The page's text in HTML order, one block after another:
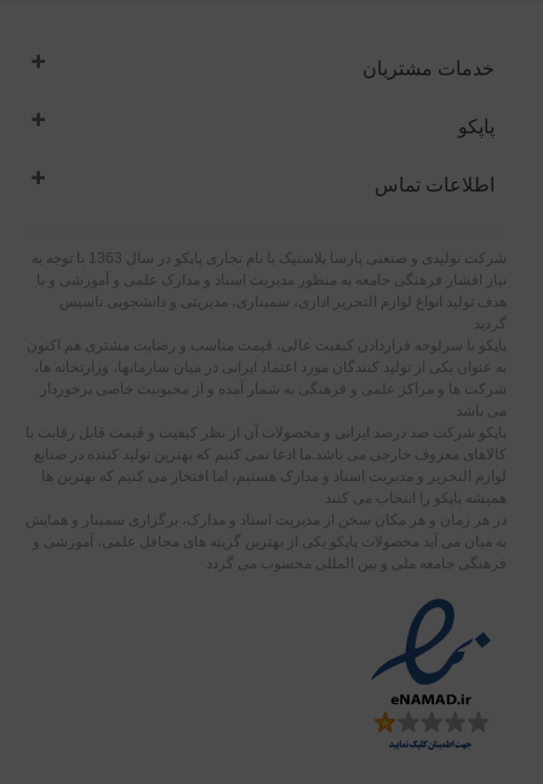
خدمات مشتریان
پاپکو
اطلاعات تماس
شرکت تولیدی و صنعتی پارسا پلاستیک با نام تجاری پاپکو در سال 1363 با توجه به
نیاز اقشار فرهنگی جامعه به منظور مدیریت اسناد و مدارک علمی و آموزشی و با
هدف تولید انواع لوازم التحریر اداری، سمیناری، مدیریتی و دانشجویی تاسیس
گردید
پاپکو با سرلوحه قراردادن کیفیت عالی، قیمت مناسب و رضایت مشتری هم اکنون
به عنوان یکی از تولید کنندگان مورد اعتماد ایرانی در میان سازمانها، وزارتخانه ها،
شرکت ها و مراکز علمی و فرهنگی به شمار آمده و از محبوبیت خاصی برخوردار
می باشد
پاپکو شرکت صد درصد ایرانی و محصولات آن از نظر کیفیت و قیمت قابل رقابت با
کالاهای معروف خارجی می باشد.ما ادعا نمی کنیم که بهترین تولید کننده در صنایع
لوازم التحریر و مدیریت اسناد و مدارک هستیم، اما افتخار می کنیم که بهترین ها
همیشه پاپکو را انتخاب می کنند
در هر زمان و هر مکان سخن از مدیریت اسناد و مدارک، برگزاری سمینار و همایش
به میان می آید محصولات پاپکو یکی از بهترین گزینه های محافل علمی، آموزشی و
فرهنگی جامعه ملی و بین المللی محسوب می گردد